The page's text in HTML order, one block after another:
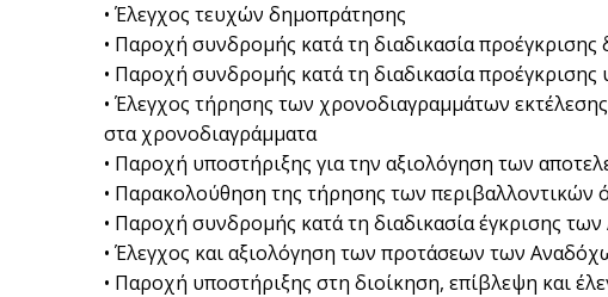
• Έλεγχος τευχών δημοπράτησης
• Παροχή συνδρομής κατά τη διαδικασία
• Παροχή συνδρομής κατά τη διαδικασία
• Έλεγχος τήρησης των χρονοδιαγραμμάτων
στα χρονοδιαγράμματα
• Παροχή υποστήριξης για την αξιολόγηση των
• Παρακολούθηση της τήρησης των περιβαλλοντικών
• Παροχή συνδρομής κατά τη διαδικασία έγκρισης
• Έλεγχος και αξιολόγηση των προτάσεων των
• Παροχή υποστήριξης στη διοίκηση, επίβλεψη και